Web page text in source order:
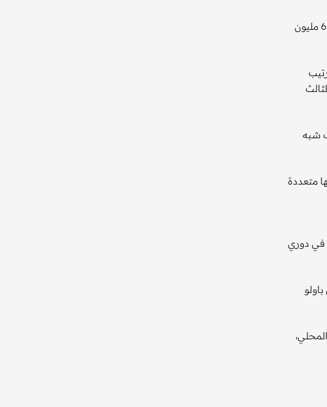
القيمة السوقية، للفرق الأربعة تبلغ نحو 2.3 مليار يورو، وفقا لموقع ترانسفير ماركت، بواقع 675.3 مليون لإنتر ميلان، 615.2 مليون
مقابل 40 نقطة لإنتر الثالث
شبه
خطورتها متعددة
المسابقات، فاز فريق المدرب جان بييرو غاسبيريني في 15 منها مقابل 3 تعادلات وخسارة أمام ريال مدريد الإسباني 2-3 في دوري